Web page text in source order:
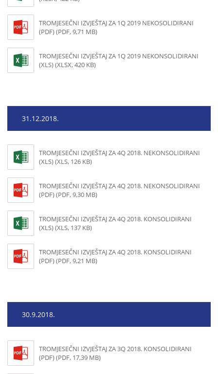
TROMJESEČNI IZVJEŠTAJ ZA 1Q 2019 NEKOSOLIDIRANI
(PDF) (PDF, 9,71 MB)
TROMJESEČNI IZVJEŠTAJ ZA 1Q 2019 NEKONSOLIDIRANI
(XLS) (XLSX, 420 KB)
31.12.2018.
TROMJESEČNI IZVJEŠTAJ ZA 4Q 2018. NEKONSOLIDIRANI
(XLS) (XLS, 126 KB)
TROMJESEČNI IZVJEŠTAJ ZA 4Q 2018. NEKONSOLIDIRANI
(PDF) (PDF, 9,30 MB)
TROMJESEČNI IZVJEŠTAJ ZA 4Q 2018. KONSOLIDIRANI
(XLS) (XLS, 137 KB)
TROMJESEČNI IZVJEŠTAJ ZA 4Q 2018. KONSOLIDIRANI
(PDF) (PDF, 9,21 MB)
30.9.2018.
TROMJESEČNI IZVJEŠTAJ ZA 3Q 2018. KONSOLIDIRANI
(PDF) (PDF, 17,39 MB)